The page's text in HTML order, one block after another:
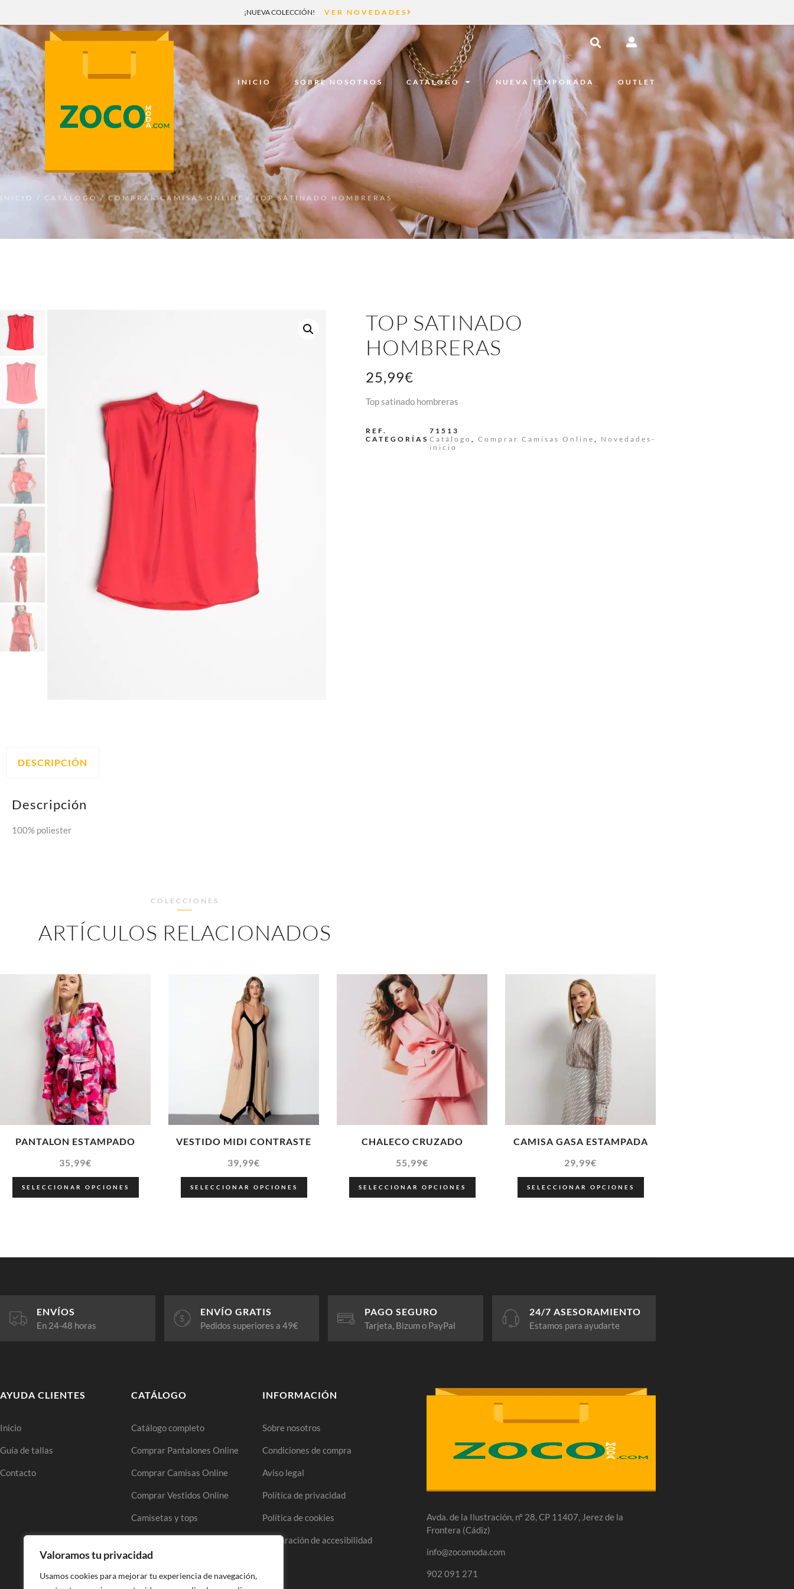
Valoramos tu privacidad
Usamos cookies para mejorar tu experiencia de navegación,
¡NUEVA COLECCIÓN! VER NOVEDADES
INICIO SOBRE NOSOTROS CATÁLOGO NUEVA TEMPORADA OUTLET
INICIO / CATÁLOGO / COMPRAR CAMISAS ONLINE / TOP SATINADO HOMBRERAS
TOP SATINADO
HOMBRERAS
25,99€
Top satinado hombreras
REF.
71513
CATEGORÍAS Catálogo , Comprar Camisas Online , Novedades-
inicio
DESCRIPCIÓN
Descripción
100% poliester
COLECCIONES
ARTÍCULOS RELACIONADOS
PANTALON ESTAMPADO
35,99€
SELECCIONAR OPCIONES
VESTIDO MIDI CONTRASTE
39,99€
SELECCIONAR OPCIONES
CHALECO CRUZADO
55,99€
SELECCIONAR OPCIONES
CAMISA GASA ESTAMPADA
29,99€
SELECCIONAR OPCIONES
ENVÍOS
En 24-48 horas
ENVÍO GRATIS
Pedidos superiores a 49€
PAGO SEGURO
Tarjeta, Bizum o PayPal
24/7 ASESORAMIENTO
Estamos para ayudarte
AYUDA CLIENTES
Inicio
Guía de tallas
Contacto
CATÁLOGO
Catálogo completo
Comprar Pantalones Online
Comprar Camisas Online
Comprar Vestidos Online
Camisetas y tops
Comprar Blazers Online
Jeans
INFORMACIÓN
Sobre nosotros
Condiciones de compra
Aviso legal
Política de privacidad
Política de cookies
Declaración de accesibilidad
Avda. de la Ilustración, nº 28, CP 11407, Jerez de la
Frontera (Cádiz)
info@zocomoda.com
902 091 271